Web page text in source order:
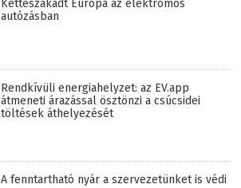
Kettészakadt Európa az elektromos
autózásban
Rendkívüli energiahelyzet: az EV.app
átmeneti árazással ösztönzi a csúcsidei
töltések áthelyezését
A fenntartható nyár a szervezetünket is védi